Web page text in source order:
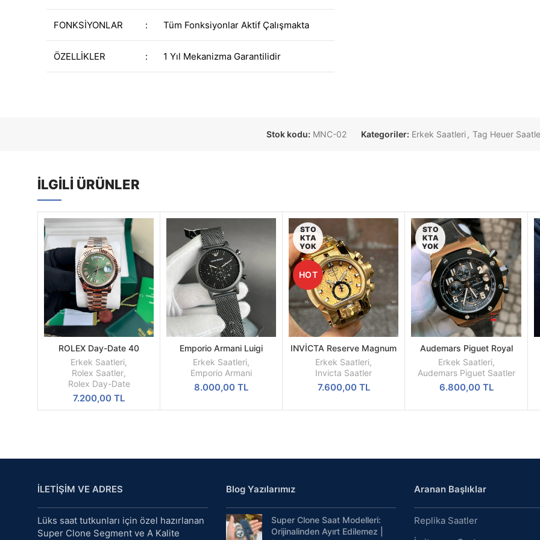
FONKSİYONLAR : Tüm Fonksiyonlar Aktif Çalışmakta
ÖZELLİKLER : 1 Yıl Mekanizma Garantilidir
Stok kodu: MNC-02 Kategoriler: Erkek Saatleri , Tag Heuer
İLGILI ÜRÜNLER
SEPETE
EKLE
ROLEX Day-Date 40
Oyster Everose Gold Ref
M228235-0025
Erkek Saatleri,
Rolex Saatler,
Rolex Day-Date
7.200,00TL
SEPETE
EKLE
Emporio Armani Luigi
AR1968 All Black Mesh
Siyah Kadran Siyah Kordon
Erkek Saatleri,
Emporio Armani
8.000,00TL
STO
KTA
YOK
HOT
DEVAMINI
OKU
INVİCTA Reserve Magnum
| Sarı Kasa | Sarı Kadran |
52MM | Quartz | Radikal
Erkek Saatleri,
Invicta Saatler
7.600,00 TL
STO
KTA
YOK
DEVAMINI
OKU
Audemars Piguet Royal
Oak Rose Kasa Siyah
Kadran Replika Erkek Saati
Erkek Saatleri,
Audemars Piguet Saatler
6.800,00 TL
İLETİŞİM VE ADRES
Lüks saat tutkunları için özel hazırlanan
Super Clone Segment ve A Kalite
Blog Yazılarımız
Super Clone Saat Modelleri:
Orijinalinden Ayırt Edilemez |
Aranan Başlıklar
Replika Saatler